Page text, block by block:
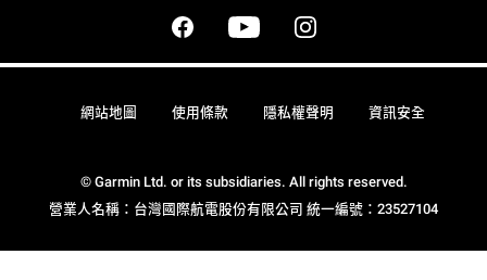
© Garmin Ltd. or its subsidiaries. All rights reserved.
營業人名稱：台灣國際航電股份有限公司 統一編號：23527104
網站地圖 使用條款 隱私權聲明 資訊安全